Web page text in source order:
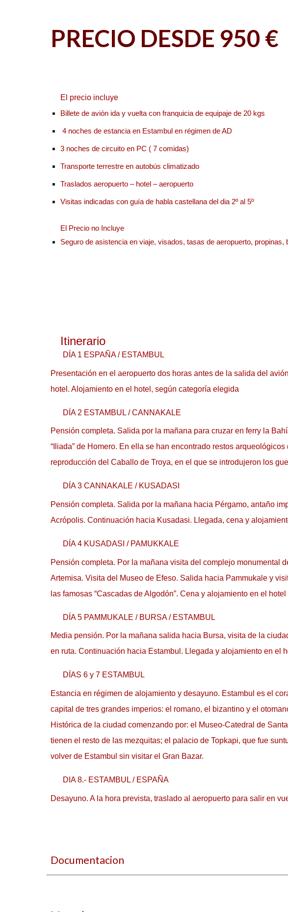
PRECIO DESDE 950 €
El precio incluye
Billete de avión ida y vuelta con franquicia de equipaje de 20 kgs
4 noches de estancia en Estambul en régimen de AD
3 noches de circuito en PC ( 7 comidas)
Transporte terrestre en autobús climatizado
Traslados aeropuerto – hotel – aeropuerto
Visitas indicadas con guía de habla castellana del dia 2º al 5º
El Precio no Incluye
Seguro de asistencia en viaje, visados, tasas de aeropuerto,
Itinerario
DÍA 1 ESPAÑA / ESTAMBUL
Presentación en el aeropuerto dos horas antes de la salida del
hotel. Alojamiento en el hotel, según categoría elegida
DÍA 2 ESTAMBUL / CANNAKALE
Pensión completa. Salida por la mañana para cruzar en ferry la
“Iliada” de Homero. En ella se han encontrado restos
reproducción del Caballo de Troya, en el que se introdujeron los
DÍA 3 CANNAKALE / KUSADASI
Pensión completa. Salida por la mañana hacia Pérgamo, antaño
Acrópolis. Continuación hacia Kusadasi. Llegada, cena y
DÍA 4 KUSADASI / PAMUKKALE
Pensión completa. Por la mañana visita del complejo monumental
Artemisa. Visita del Museo de Efeso. Salida hacia Pammukale y
las famosas “Cascadas de Algodón”. Cena y alojamiento en el hotel
DÍA 5 PAMMUKALE / BURSA / ESTAMBUL
Media pensión. Por la mañana salida hacia Bursa, visita de la
en ruta. Continuación hacia Estambul. Llegada y alojamiento en el
DÍAS 6 y 7 ESTAMBUL
Estancia en régimen de alojamiento y desayuno. Estambul es el
capital de tres grandes imperios: el romano, el bizantino y el
Histórica de la ciudad comenzando por: el Museo-Catedral de
tienen el resto de las mezquitas; el palacio de Topkapi, que fue
volver de Estambul sin visitar el Gran Bazar.
DIA 8.- ESTAMBUL / ESPAÑA
Desayuno. A la hora prevista, traslado al aeropuerto para salir en
Documentacion